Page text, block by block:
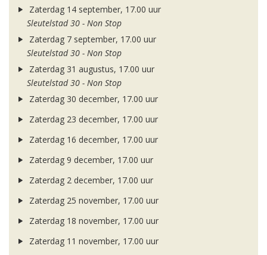
Zaterdag 14 september, 17.00 uur
Sleutelstad 30 - Non Stop
Zaterdag 7 september, 17.00 uur
Sleutelstad 30 - Non Stop
Zaterdag 31 augustus, 17.00 uur
Sleutelstad 30 - Non Stop
Zaterdag 30 december, 17.00 uur
Zaterdag 23 december, 17.00 uur
Zaterdag 16 december, 17.00 uur
Zaterdag 9 december, 17.00 uur
Zaterdag 2 december, 17.00 uur
Zaterdag 25 november, 17.00 uur
Zaterdag 18 november, 17.00 uur
Zaterdag 11 november, 17.00 uur